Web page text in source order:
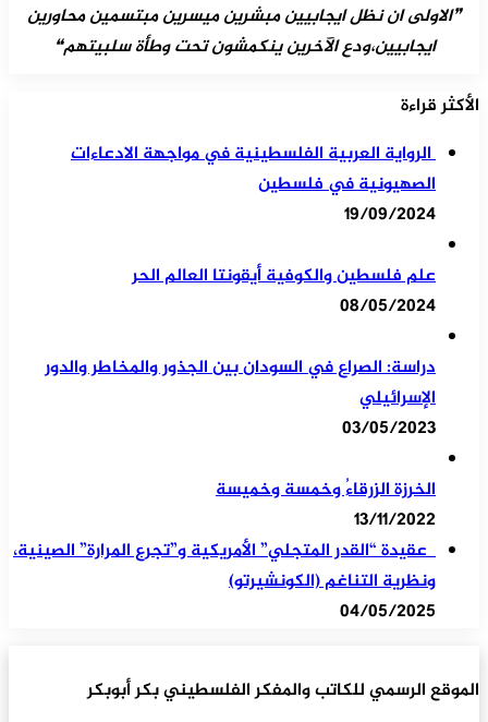
❞الاولى ان نظل ايجابيين مبشرين ميسرين مبتسمين محاورين
ايجابيين،ودع الآخرين ينكمشون تحت وطأة سلبيتهم❝
الأكثر قراءة
الرواية العربية الفلسطينية في مواجهة الادعاءات
الصهيونية في فلسطين
19/09/2024
علم فلسطين والكوفية أيقونتا العالم الحر
08/05/2024
دراسة: الصراع في السودان بين الجذور والمخاطر والدور
الإسرائيلي
03/05/2023
الخرزة الزرقاءُ وخمسة وخميسة
13/11/2022
عقيدة “القدر المتجلي” الأمريكية و”تجرع المرارة” الصينية،
ونظرية التناغم (الكونشيرتو)
04/05/2025
الموقع الرسمي للكاتب والمفكر الفلسطيني بكر أبوبكر